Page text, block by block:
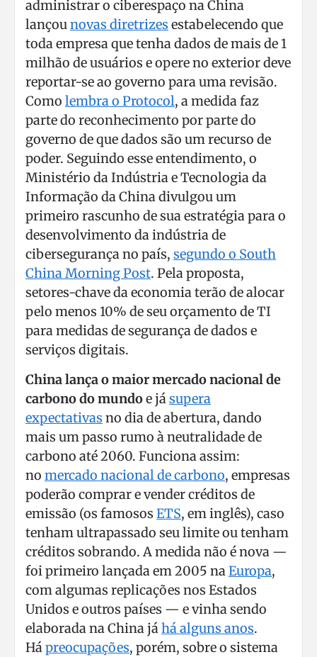
administrar o ciberespaço na China
lançounovas diretrizes estabelecendo que
toda empresa que tenha dados de mais de 1
milhão de usuários e opere no exterior deve
reportar-se ao governo para uma revisão.
Como lembra o Protocol, a medida faz
parte do reconhecimento por parte do
governo de que dados são um recurso de
poder. Seguindo esse entendimento, o
Ministério da Indústria e Tecnologia da
Informação da China divulgou um
primeiro rascunho de sua estratégia para o
desenvolvimento da indústria de
cibersegurança no país, segundo o South
China Morning Post. Pela proposta,
setores-chave da economia terão de alocar
pelo menos 10% de seu orçamento de TI
para medidas de segurança de dados e
serviços digitais.
China lança o maior mercado nacional de
carbono do mundoe jásupera
expectativas no dia de abertura, dando
mais um passo rumo à neutralidade de
carbono até 2060. Funciona assim:
no mercado nacional de carbono, empresas
poderão comprar e vender créditos de
emissão (os famosos ETS, em inglês), caso
tenham ultrapassado seu limite ou tenham
créditos sobrando. A medida não é nova —
foi primeiro lançada em 2005 naEuropa,
com algumas replicações nos Estados
Unidos e outros países — e vinha sendo
elaborada na China jáhá alguns anos.
Hápreocupações, porém, sobre o sistema